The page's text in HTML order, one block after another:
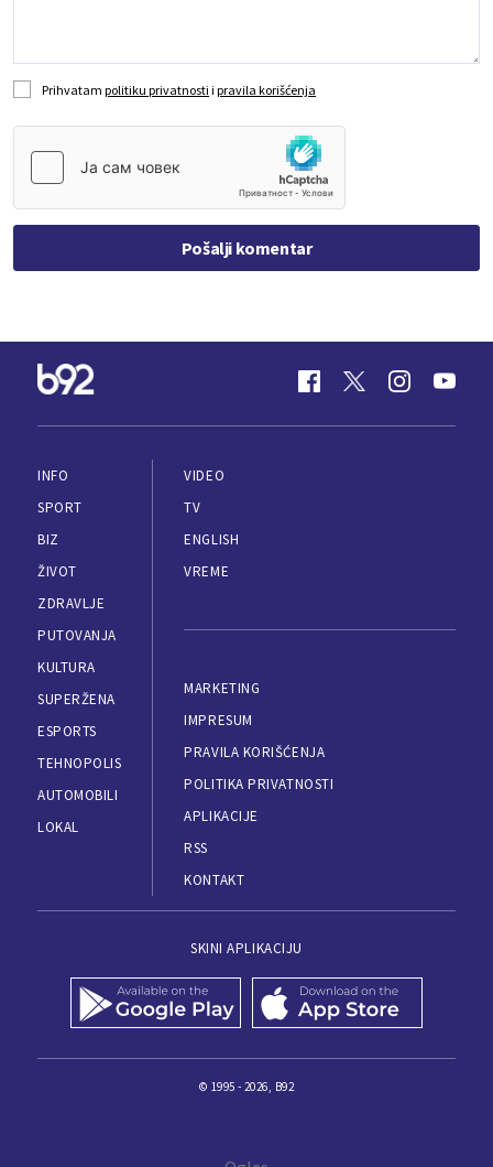
Prihvatam politiku privatnosti i pravila korišćenja
Pošalji komentar
INFO
SPORT
BIZ
ŽIVOT
ZDRAVLJE
PUTOVANJA
KULTURA
SUPERŽENA
ESPORTS
TEHNOPOLIS
AUTOMOBILI
LOKAL
VIDEO
TV
ENGLISH
VREME
MARKETING
IMPRESUM
PRAVILA KORIŠĆENJA
POLITIKA PRIVATNOSTI
APLIKACIJE
RSS
KONTAKT
SKINI APLIKACIJU
© 1995 - 2026, B92